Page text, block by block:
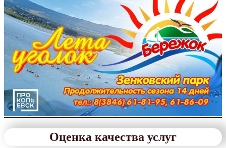
Оценка качества услуг